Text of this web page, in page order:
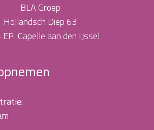
BLA Groep
Hollandsch Diep 63
Capelle aan den IJssel